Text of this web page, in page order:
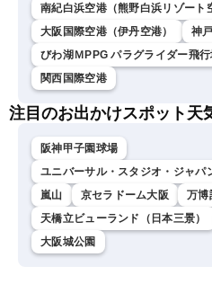
南紀白浜空港（熊野白浜リゾート
大阪国際空港（伊丹空港）
神
びわ湖ＭPPG パラグライダー飛行
関西国際空港
注目のお出かけスポット天
阪神甲子園球場
ユニバーサル・スタジオ・ジャパ
嵐山
京セラドーム大阪 万博
天橋立ビューランド（日本三景）
大阪城公園